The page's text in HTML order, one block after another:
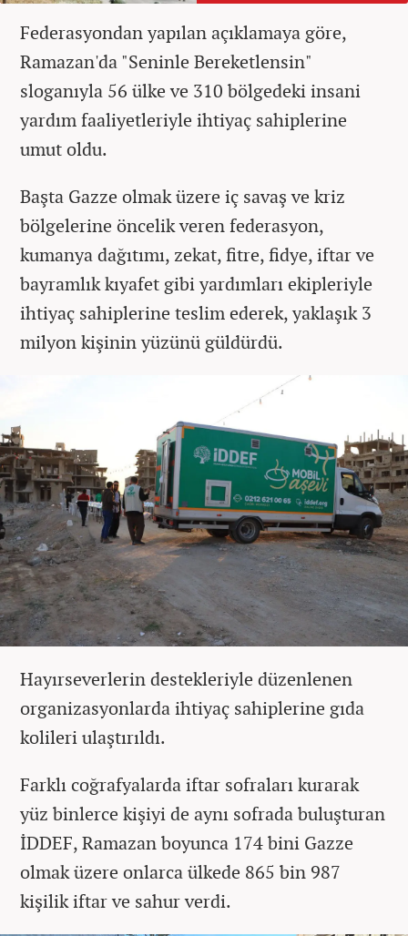
Federasyondan yapılan açıklamaya göre,
Ramazan'da "Seninle Bereketlensin"
sloganıyla 56 ülke ve 310 bölgedeki insani
yardım faaliyetleriyle ihtiyaç sahiplerine
umut oldu.
Başta Gazze olmak üzere iç savaş ve kriz
bölgelerine öncelik veren federasyon,
kumanya dağıtımı, zekat, fitre, fidye, iftar ve
bayramlık kıyafet gibi yardımları ekipleriyle
ihtiyaç sahiplerine teslim ederek, yaklaşık 3
milyon kişinin yüzünü güldürdü.
Hayırseverlerin destekleriyle düzenlenen
organizasyonlarda ihtiyaç sahiplerine gıda
kolileri ulaştırıldı.
Farklı coğrafyalarda iftar sofraları kurarak
yüz binlerce kişiyi de aynı sofrada buluşturan
İDDEF, Ramazan boyunca 174 bini Gazze
olmak üzere onlarca ülkede 865 bin 987
kişilik iftar ve sahur verdi.